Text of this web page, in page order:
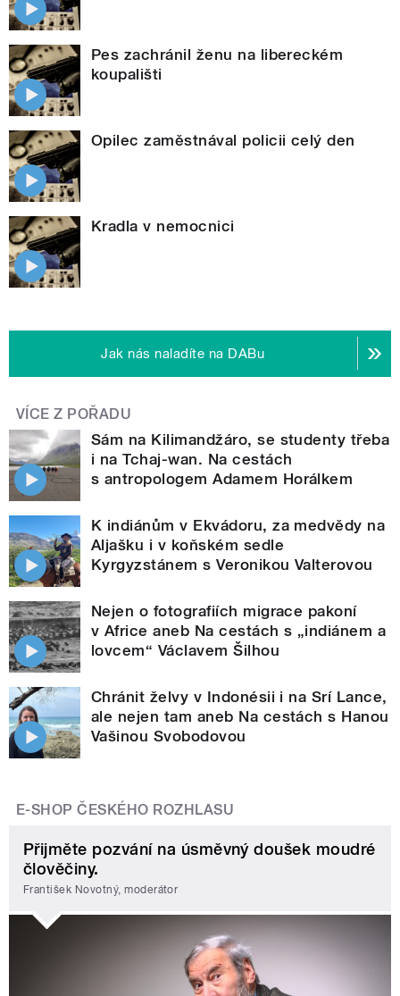
Pes zachránil ženu na libereckém
koupališti
Opilec zaměstnával policii celý den
Kradla v nemocnici
Jak nás naladíte na DABu
VÍCE Z POŘADU
Sám na Kilimandžáro, se studenty třeba
i na Tchaj-wan. Na cestách
s antropologem Adamem Horálkem
K indiánům v Ekvádoru, za medvědy na
Aljašku i v koňském sedle
Kyrgyzstánem s Veronikou Valterovou
Nejen o fotografiích migrace pakoní
v Africe aneb Na cestách s „indiánem a
lovcem“ Václavem Šilhou
Chránit želvy v Indonésii i na Srí Lance,
ale nejen tam aneb Na cestách s Hanou
Vašinou Svobodovou
E-SHOP ČESKÉHO ROZHLASU
Přijměte pozvání na úsměvný doušek moudré
člověčiny.
František Novotný, moderátor